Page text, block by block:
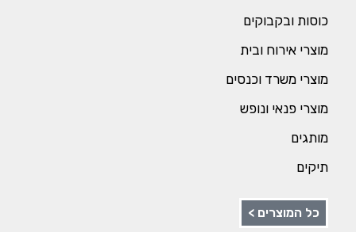
כוסות ובקבוקים
מוצרי אירוח ובית
מוצרי משרד וכנסים
מוצרי פנאי ונופש
מותגים
תיקים
כל המוצרים >